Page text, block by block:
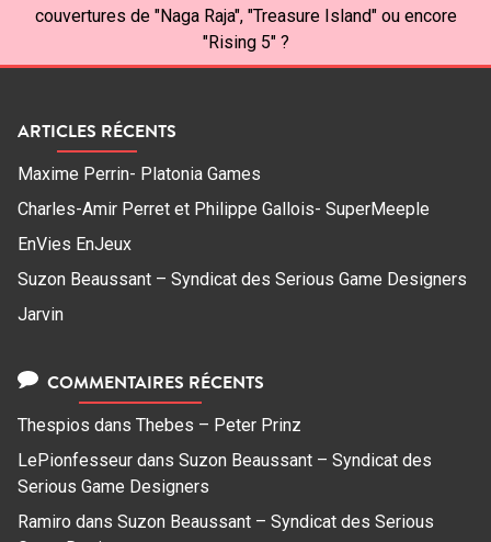
couvertures de "Naga Raja", "Treasure Island" ou encore
"Rising 5" ?
ARTICLES RÉCENTS
Maxime Perrin- Platonia Games
Charles-Amir Perret et Philippe Gallois- SuperMeeple
EnVies EnJeux
Suzon Beaussant – Syndicat des Serious Game Designers
Jarvin
COMMENTAIRES RÉCENTS
Thespios dans Thebes – Peter Prinz
LePionfesseur dans Suzon Beaussant – Syndicat des
Serious Game Designers
Ramiro dans Suzon Beaussant – Syndicat des Serious